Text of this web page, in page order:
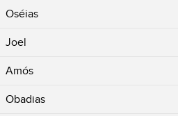
Oséias
Joel
Amós
Obadias